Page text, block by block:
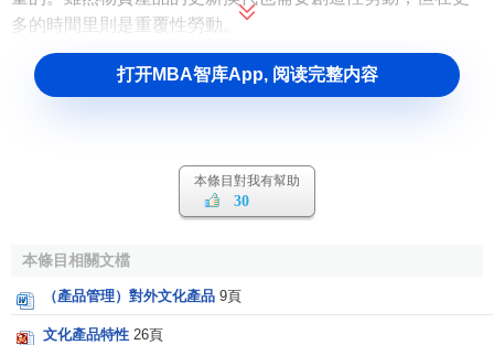
多的時間里則是重覆性勞動。
2．廣泛性
表現形式可能是少數人的，卻可以得到全社會的認同，甚至
是幾代人的認同。文化產品創造的是
，它的產品可以被無數次重覆生產
再版、拷貝的次數越多，它所產生的產值就越高，它的影響
產品只能滿足某個人或者極少數人的卜‘需要。
打开MBA智库App, 阅读完整内容
本條目對我有幫助
30
本條目相關文檔
（產品管理）對外文化產品 9頁
文化產品特性 26頁